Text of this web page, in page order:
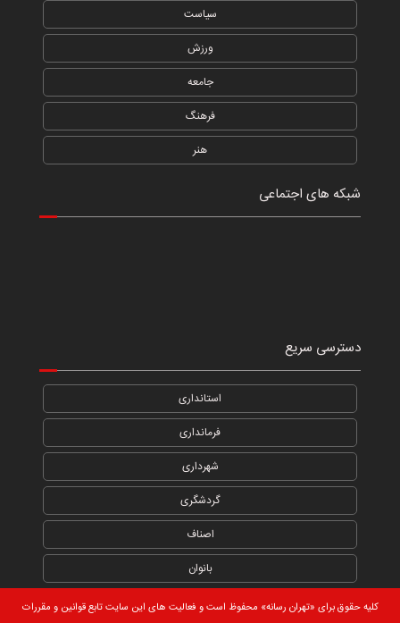
سیاست
ورزش
جامعه
فرهنگ
هنر
شبکه های اجتماعی
دسترسی سریع
استانداری
فرمانداری
شهرداری
گردشگری
اصناف
بانوان
کلیه حقوق برای «تهران رسانه» محفوظ است و فعالیت های این سایت تابع قوانین و مقررات